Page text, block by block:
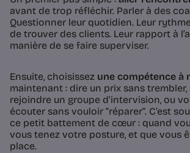
avant de trop réfléchir. Parler à des
Questionner leur quotidien. Leur
de trouver des clients. Leur rapport à
manière de se faire superviser.
Ensuite, choisissez une compétence à
maintenant : dire un prix sans
rejoindre un groupe d’intervision, ou
écouter sans vouloir “réparer”. C’est
ce petit battement de cœur : quand
vous tenez votre posture, et que vous
place.